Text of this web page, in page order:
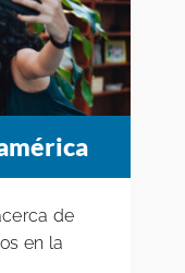
de
en la